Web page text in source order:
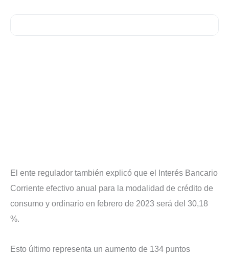
El ente regulador también explicó que el Interés Bancario
Corriente efectivo anual para la modalidad de crédito de
consumo y ordinario en febrero de 2023 será del 30,18
%.
Esto último representa un aumento de 134 puntos